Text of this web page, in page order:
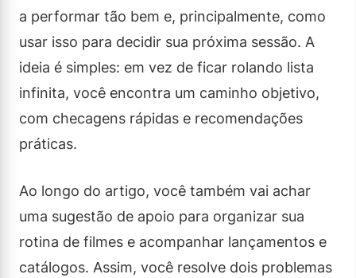
a performar tão bem e, principalmente, como
usar isso para decidir sua próxima sessão. A
ideia é simples: em vez de ficar rolando lista
infinita, você encontra um caminho objetivo,
com checagens rápidas e recomendações
práticas.
Ao longo do artigo, você também vai achar
uma sugestão de apoio para organizar sua
rotina de filmes e acompanhar lançamentos e
catálogos. Assim, você resolve dois problemas